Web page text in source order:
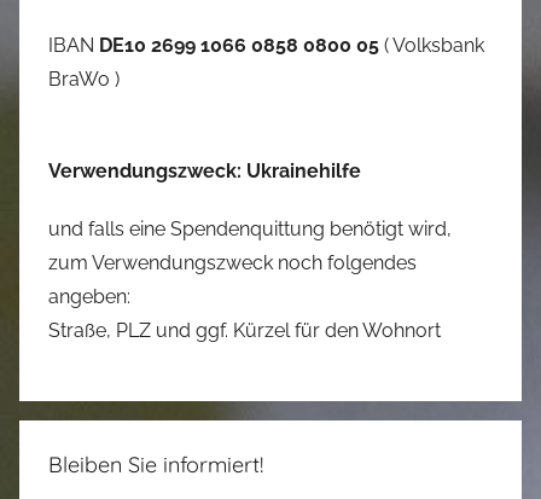
IBAN DE10 2699 1066 0858 0800 05 ( Volksbank
BraWo )
Verwendungszweck: Ukrainehilfe
und falls eine Spendenquittung benötigt wird,
zum Verwendungszweck noch folgendes
angeben:
Straße, PLZ und ggf. Kürzel für den Wohnort
Bleiben Sie informiert!